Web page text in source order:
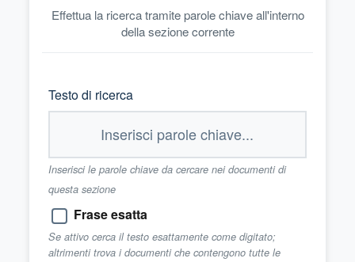
Effettua la ricerca tramite parole chiave all'interno
della sezione corrente
Testo di ricerca
Inserisci le parole chiave da cercare nei documenti di
questa sezione
Frase esatta
Se attivo cerca il testo esattamente come digitato;
altrimenti trova i documenti che contengono tutte le